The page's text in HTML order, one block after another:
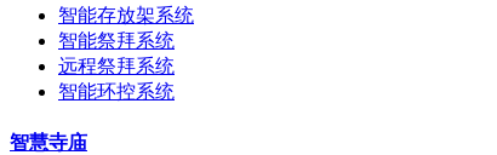
智能存放架系统
智能祭拜系统
远程祭拜系统
智能环控系统
智慧寺庙